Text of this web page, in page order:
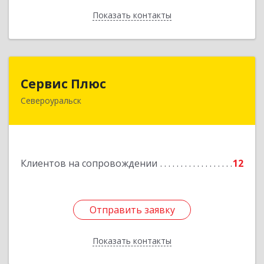
Показать контакты
Назад
Сервис Плюс
Североуральск
Клиентов на сопровождении 12
Отправить заявку
Показать контакты
624480, Свердловская обл, Североуральск г,
Отправить заявку
Назад